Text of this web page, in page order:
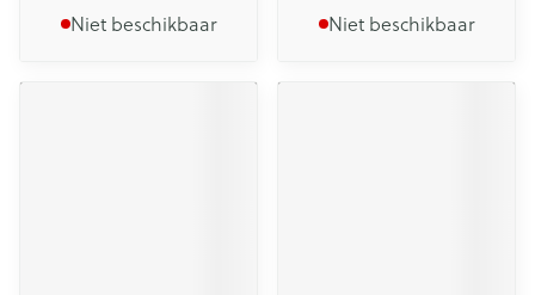
Niet beschikbaar Niet beschikbaar